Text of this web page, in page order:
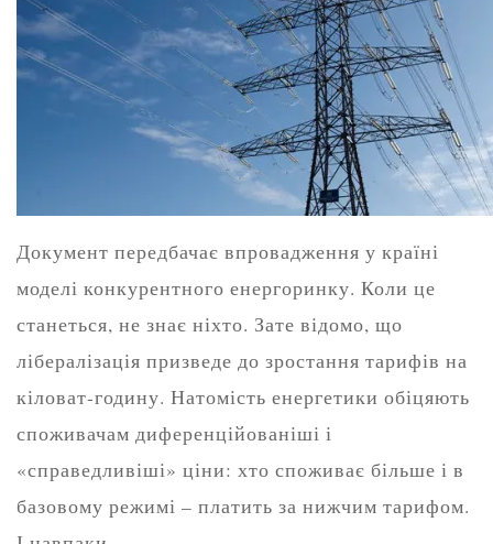
Документ передбачає впровадження у країні
моделі конкурентного енергоринку. Коли це
станеться, не знає ніхто. Зате відомо, що
лібералізація призведе до зростання тарифів на
кіловат-годину. Натомість енергетики обіцяють
споживачам диференційованіші і
«справедливіші» ціни: хто споживає більше і в
базовому режимі – платить за нижчим тарифом.